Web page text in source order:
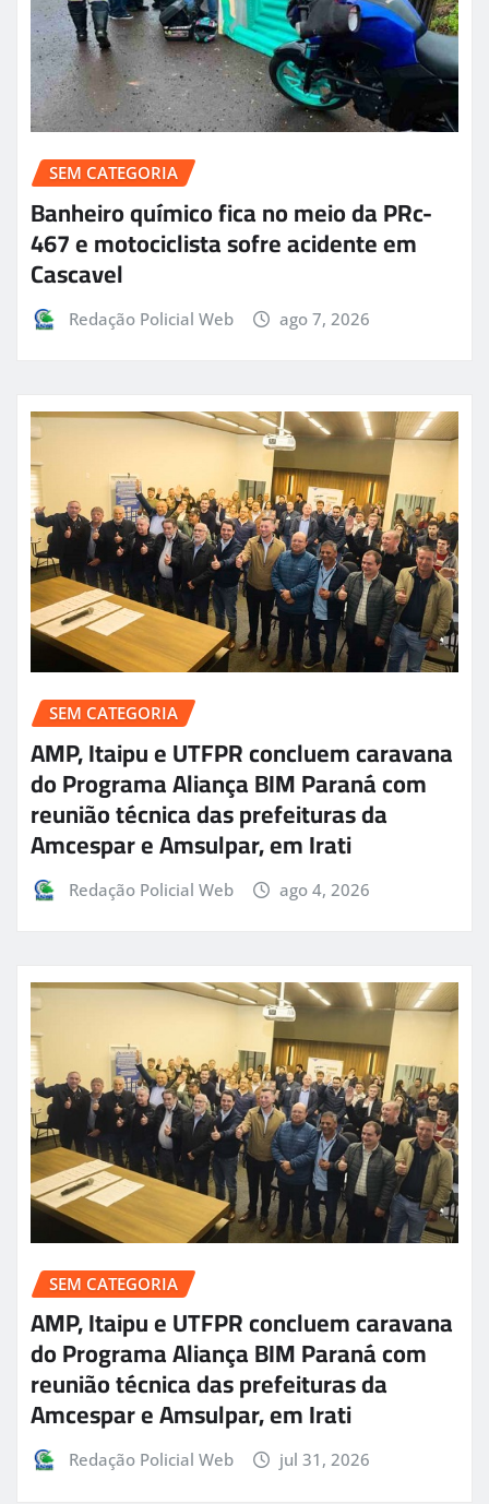
SEM CATEGORIA
Banheiro químico fica no meio da PRc-
467 e motociclista sofre acidente em
Cascavel
Redação Policial Web ago 7, 2026
SEM CATEGORIA
AMP, Itaipu e UTFPR concluem caravana
do Programa Aliança BIM Paraná com
reunião técnica das prefeituras da
Amcespar e Amsulpar, em Irati
Redação Policial Web ago 4, 2026
SEM CATEGORIA
AMP, Itaipu e UTFPR concluem caravana
do Programa Aliança BIM Paraná com
reunião técnica das prefeituras da
Amcespar e Amsulpar, em Irati
Redação Policial Web jul 31, 2026